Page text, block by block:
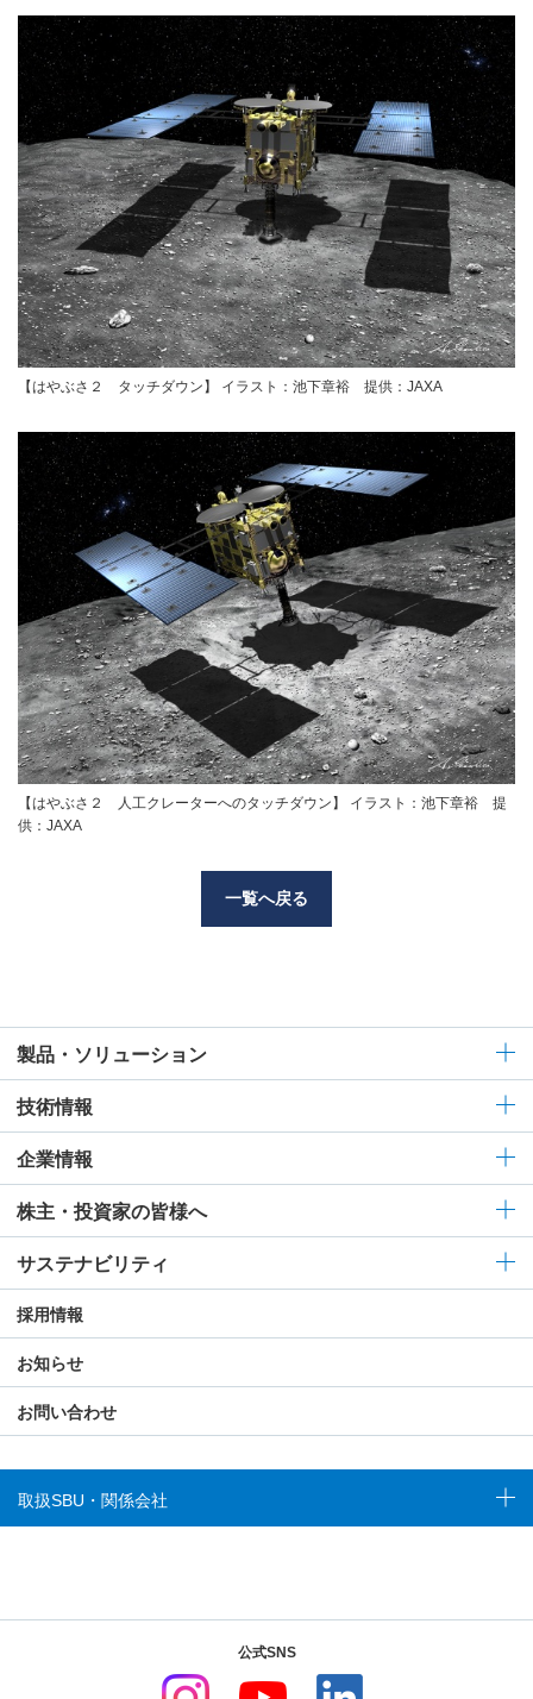
【はやぶさ２ タッチダウン】 イラスト：池下章裕 提供：JAXA
【はやぶさ２ 人工クレーターへのタッチダウン】 イラスト：池下章裕 提
供：JAXA
一覧へ戻る
製品・ソリューション
技術情報
企業情報
株主・投資家の皆様へ
サステナビリティ
採用情報
お知らせ
お問い合わせ
取扱SBU・関係会社
公式SNS